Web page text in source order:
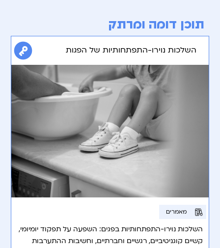
תוכן דומה ומרתק
השלכות נוירו-התפתחותיות של הפגות
מאמרים
השלכות נוירו-התפתחותיות בפגים: השפעה על תפקוד יומיומי,
קשיים קוגניטיביים, רגשיים וחברתיים, וחשיבות ההתערבות